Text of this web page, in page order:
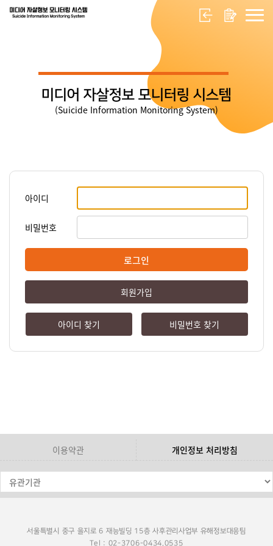
미디어 자살정보 모니터링 시스템
(Suicide Information Monitoring System)
아이디
비밀번호
로그인
회원가입
아이디 찾기 비밀번호 찾기
이용약관 개인정보 처리방침
서울특별시 중구 을지로 6 재능빌딩 15층 사후관리사업부 유해정보대응팀
Tel : 02-3706-0434,0535